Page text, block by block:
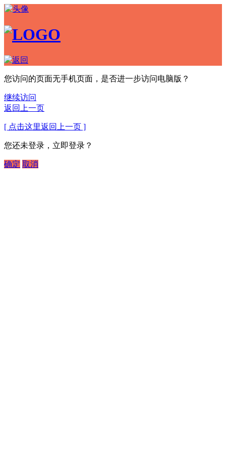
您访问的页面无手机页面，是否进一步访问电脑版？
继续访问
返回上一页
[ 点击这里返回上一页 ]
您还未登录，立即登录？
确定 取消